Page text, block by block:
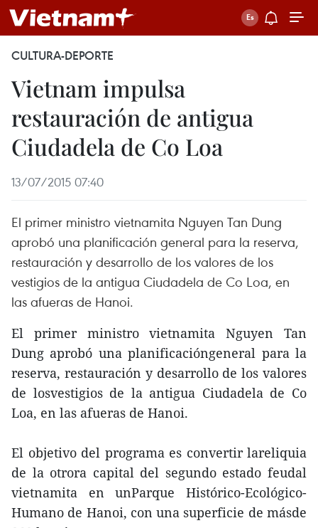
CULTURA-DEPORTE
Vietnam impulsa
restauración de antigua
Ciudadela de Co Loa
13/07/2015 07:40
El primer ministro vietnamita Nguyen Tan Dung
aprobó una planificación general para la reserva,
restauración y desarrollo de los valores de los
vestigios de la antigua Ciudadela de Co Loa, en
las afueras de Hanoi.
El primer ministro vietnamita Nguyen Tan
Dung aprobó una planificacióngeneral para la
reserva, restauración y desarrollo de los valores
de losvestigios de la antigua Ciudadela de Co
Loa, en las afueras de Hanoi.
El objetivo del programa es convertir lareliquia
de la otrora capital del segundo estado feudal
vietnamita en unParque Histórico-Ecológico-
Humano de Hanoi, con una superficie de másde